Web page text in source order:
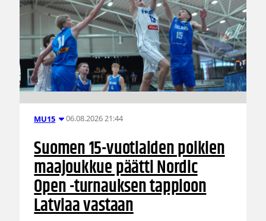
MU15 06.08.2026 21:44
Suomen 15-vuotiaiden poikien
maajoukkue päätti Nordic
Open -turnauksen tappioon
Latviaa vastaan